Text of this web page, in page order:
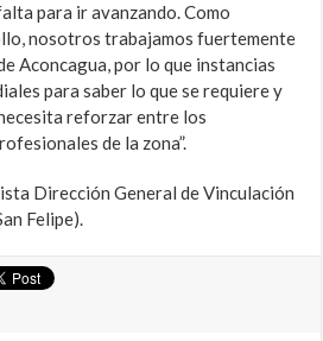
para ir avanzando. Como
nosotros trabajamos fuertemente
Aconcagua, por lo que instancias
para saber lo que se requiere y
reforzar entre los
de la zona”.
Dirección General de Vinculación
Felipe).